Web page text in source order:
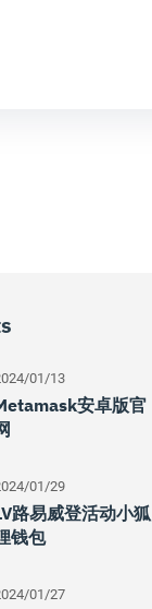
01/13
安卓版官
01/29
路易威登活动小狐
钱包
01/27